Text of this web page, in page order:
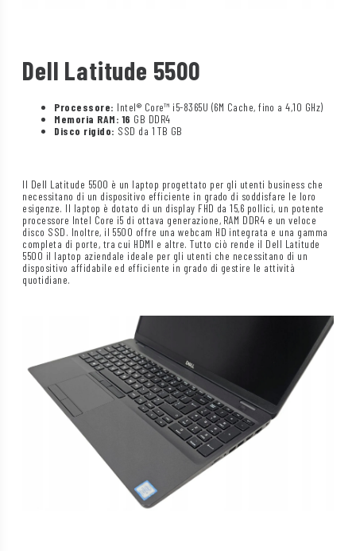
Dell Latitude 5500
Processore: Intel® Core™ i5-8365U (6M Cache, fino a 4,10 GHz)
Memoria RAM: 16 GB DDR4
Disco rigido: SSD da 1 TB GB
Il Dell Latitude 5500 è un laptop progettato per gli utenti business che
necessitano di un dispositivo efficiente in grado di soddisfare le loro
esigenze. Il laptop è dotato di un display FHD da 15,6 pollici, un potente
processore Intel Core i5 di ottava generazione, RAM DDR4 e un veloce
disco SSD. Inoltre, il 5500 offre una webcam HD integrata e una gamma
completa di porte, tra cui HDMI e altre. Tutto ciò rende il Dell Latitude
5500 il laptop aziendale ideale per gli utenti che necessitano di un
dispositivo affidabile ed efficiente in grado di gestire le attività
quotidiane.